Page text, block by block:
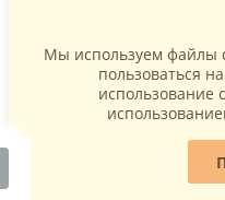
Мы используем файлы
пользоваться
использование